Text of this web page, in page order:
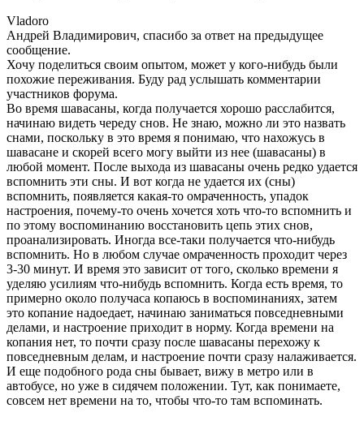
Vladoro
Андрей Владимирович, спасибо за ответ на предыдущее
сообщение.
Хочу поделиться своим опытом, может у кого-нибудь были
похожие переживания. Буду рад услышать комментарии
участников форума.
Во время шавасаны, когда получается хорошо расслабится,
начинаю видеть череду снов. Не знаю, можно ли это назвать
снами, поскольку в это время я понимаю, что нахожусь в
шавасане и скорей всего могу выйти из нее (шавасаны) в
любой момент. После выхода из шавасаны очень редко удается
вспомнить эти сны. И вот когда не удается их (сны)
вспомнить, появляется какая-то омраченность, упадок
настроения, почему-то очень хочется хоть что-то вспомнить и
по этому воспоминанию восстановить цепь этих снов,
проанализировать. Иногда все-таки получается что-нибудь
вспомнить. Но в любом случае омраченность проходит через
3-30 минут. И время это зависит от того, сколько времени я
уделяю усилиям что-нибудь вспомнить. Когда есть время, то
примерно около получаса копаюсь в воспоминаниях, затем
это копание надоедает, начинаю заниматься повседневными
делами, и настроение приходит в норму. Когда времени на
копания нет, то почти сразу после шавасаны перехожу к
повседневным делам, и настроение почти сразу налаживается.
И еще подобного рода сны бывает, вижу в метро или в
автобусе, но уже в сидячем положении. Тут, как понимаете,
совсем нет времени на то, чтобы что-то там вспоминать.